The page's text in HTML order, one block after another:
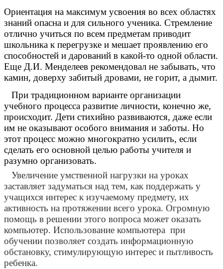
Ориентация на максимум усвоения во всех областях
знаний опасна и для сильного ученика. Стремление
отлично учиться по всем предметам приводит
школьника к перегрузке и мешает проявлению его
способностей и дарований в какой-то одной области.
Еще Д.И. Менделеев рекомендовал не забывать, что
камин, доверху забитый дровами, не горит, а дымит.
При традиционном варианте организации
учебного процесса развитие личности, конечно же,
происходит. Дети стихийно развиваются, даже если
им не оказывают особого внимания и заботы. Но
этот процесс можно многократно усилить, если
сделать его основной целью работы учителя и
разумно организовать.
Увеличение умственной нагрузки на уроках
заставляет задуматься над тем, как поддержать у
учащихся интерес к изучаемому предмету, их
активность на протяжении всего урока. Огромную
помощь в решении этого вопроса может оказать
компьютер. Использование компьютера при
обучении позволяет создать информационную
обстановку, стимулирующую интерес и пытливость
ребенка.